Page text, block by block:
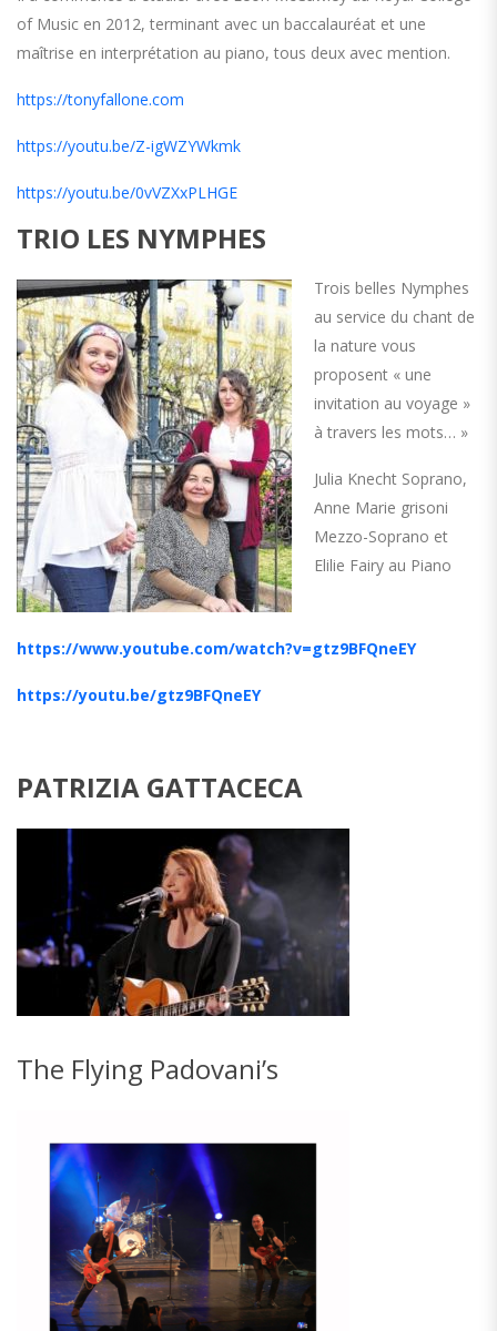
of Music en 2012, terminant avec un baccalauréat et une
maîtrise en interprétation au piano, tous deux avec mention.
https://tonyfallone.com
https://youtu.be/Z-igWZYWkmk
https://youtu.be/0vVZXxPLHGE
TRIO LES NYMPHES
Trois belles Nymphes
au service du chant de
la nature vous
proposent « une
invitation au voyage »
à travers les mots… »
Julia Knecht Soprano,
Anne Marie grisoni
Mezzo-Soprano et
Elilie Fairy au Piano
https://www.youtube.com/watch?v=gtz9BFQneEY
https://youtu.be/gtz9BFQneEY
PATRIZIA GATTACECA
The Flying Padovani’s